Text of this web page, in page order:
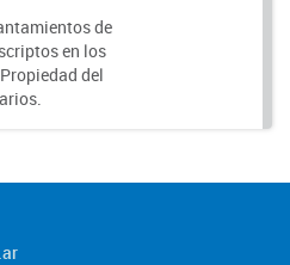
de
en los
del